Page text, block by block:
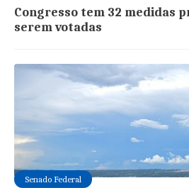
Congresso tem 32 medidas
serem votadas
Senado Federal